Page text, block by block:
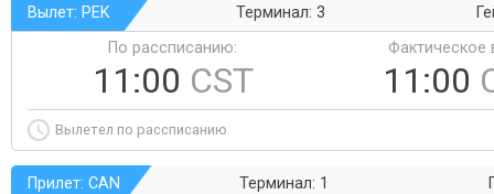
Вылет: PEK Терминал: 3
По рассписанию:
11:00 CST
Фактическое
11:00
Вылетел по рассписанию
Прилет: CAN Терминал: 1